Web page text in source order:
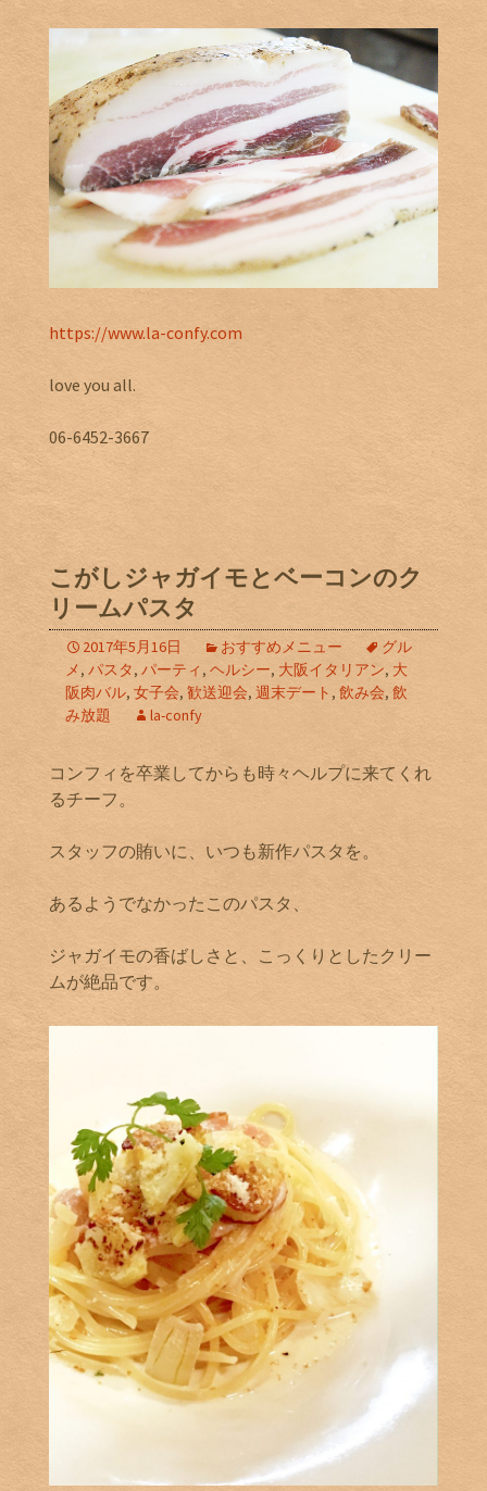
https://www.la-confy.com
love you all.
06-6452-3667
こがしジャガイモとベーコンのク
リームパスタ
2017年5月16日 おすすめメニュー
グル
メ , パスタ, パーティ , ヘルシー, 大阪イタリアン, 大
阪肉バル, 女子会, 歓送迎会, 週末デート , 飲み会, 飲
み放題
la-confy
コンフィを卒業してからも時々ヘルプに来てくれ
るチーフ。
スタッフの賄いに、いつも新作パスタを。
あるようでなかったこのパスタ、
ジャガイモの香ばしさと、こっくりとしたクリー
ムが絶品です。